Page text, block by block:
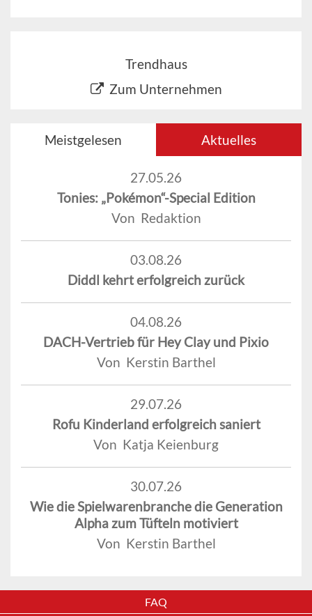
Trendhaus
Zum Unternehmen
Meistgelesen Aktuelles
27.05.26
Tonies: „Pokémon“-Special Edition
Von Redaktion
03.08.26
Diddl kehrt erfolgreich zurück
04.08.26
DACH-Vertrieb für Hey Clay und Pixio
Von Kerstin Barthel
29.07.26
Rofu Kinderland erfolgreich saniert
Von Katja Keienburg
30.07.26
Wie die Spielwarenbranche die Generation
Alpha zum Tüfteln motiviert
Von Kerstin Barthel
FAQ